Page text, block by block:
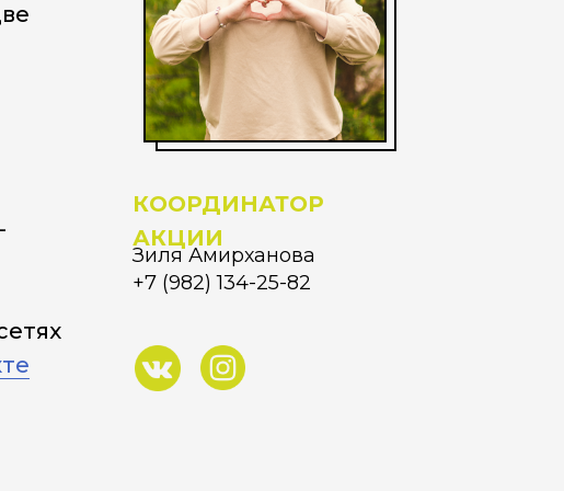
КООРДИНАТОР
АКЦИИ
Зиля Амирханова
+7 (982) 134-25-82